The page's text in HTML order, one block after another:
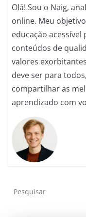
Olá! Sou o Naig,
online. Meu
educação
conteúdos de
valores
deve ser para
compartilhar as
aprendizado com